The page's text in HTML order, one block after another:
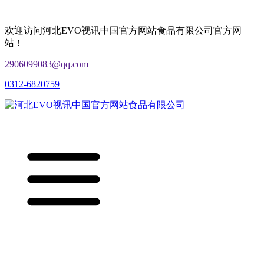
欢迎访问河北EVO视讯中国官方网站食品有限公司官方网
站！
2906099083@qq.com
0312-6820759